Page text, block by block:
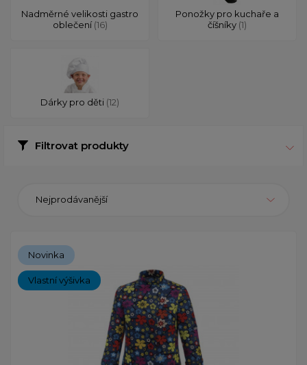
Nadměrné velikosti gastro
oblečení(16)
Ponožky pro kuchaře a
číšníky (1)
Dárky pro děti (12)
Filtrovat produkty
Nejprodávanější
Novinka
Vlastní výšivka